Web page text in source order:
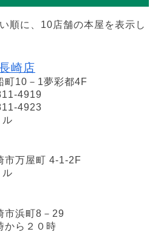
順に、10店舗の本屋を表示し
崎店
町10－1夢彩都4F
4919
4923
ル
市万屋町 4-1-2F
ル
市浜町8－29
から２０時